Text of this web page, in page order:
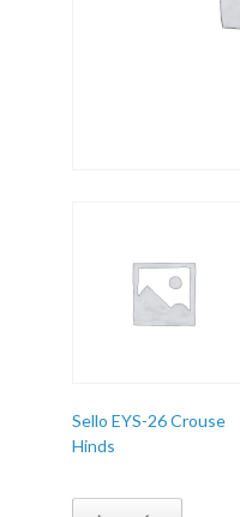
Sello EYS-26 Crouse
Hinds